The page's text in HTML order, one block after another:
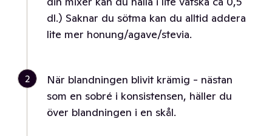
dl.) Saknar du sötma kan du alltid addera
lite mer honung/agave/stevia.
2
När blandningen blivit krämig - nästan
som en sobré i konsistensen, häller du
över blandningen i en skål.